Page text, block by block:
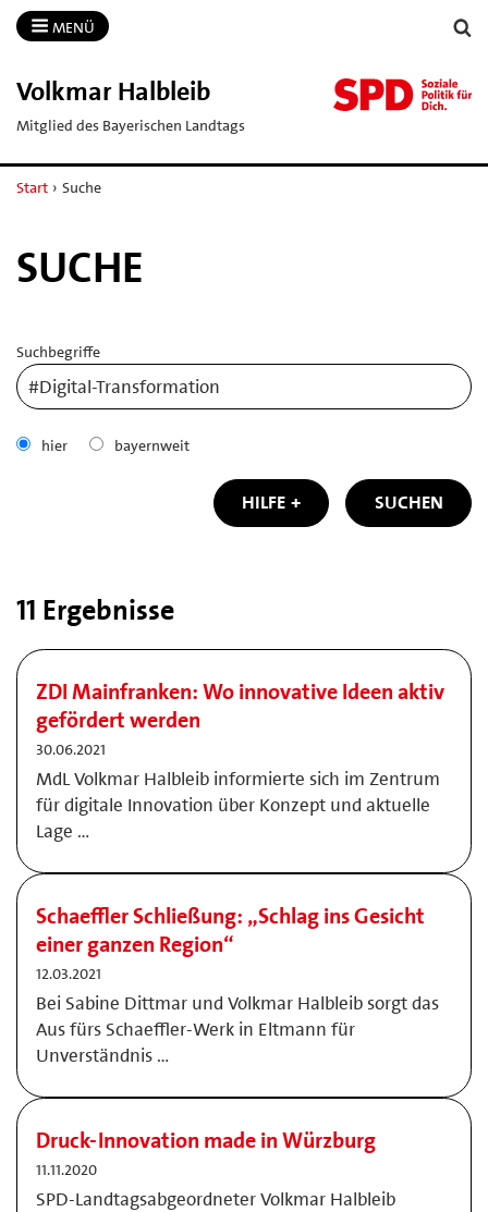
MENÜ
Volkmar Halbleib
Mitglied des Bayerischen Landtags
Start › Suche
SUCHE
Suchbegriffe
hier bayernweit
HILFE SUCHEN
11 Ergebnisse
ZDI Mainfranken: Wo innovative Ideen aktiv
gefördert werden
30.06.2021
MdL Volkmar Halbleib informierte sich im Zentrum
für digitale Innovation über Konzept und aktuelle
Lage …
Schaeffler Schließung: „Schlag ins Gesicht
einer ganzen Region“
12.03.2021
Bei Sabine Dittmar und Volkmar Halbleib sorgt das
Aus fürs Schaeffler-Werk in Eltmann für
Unverständnis …
Druck-Innovation made in Würzburg
11.11.2020
SPD-Landtagsabgeordneter Volkmar Halbleib